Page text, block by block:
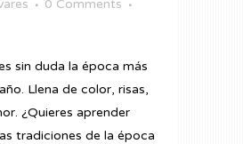
0 Comments
sin duda la época más
Llena de color, risas,
¿Quieres aprender
tradiciones de la época